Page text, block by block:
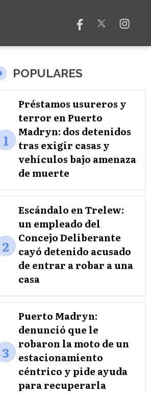
POPULARES
1
Préstamos usureros y
terror en Puerto
Madryn: dos detenidos
tras exigir casas y
vehículos bajo amenaza
de muerte
2
Escándalo en Trelew:
un empleado del
Concejo Deliberante
cayó detenido acusado
de entrar a robar a una
casa
3
Puerto Madryn:
denunció que le
robaron la moto de un
estacionamiento
céntrico y pide ayuda
para recuperarla